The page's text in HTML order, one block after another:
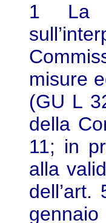
1 La
misure
(GU L
della
11; in
alla